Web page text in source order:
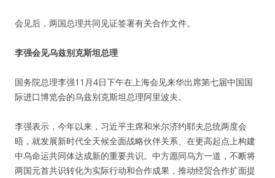
会见后，两国总理共同见证签署有关合作文件。
李强会见乌兹别克斯坦总理
国务院总理李强11月4日下午在上海会见来华出席第七届中国国
际进口博览会的乌兹别克斯坦总理阿里波夫。
李强表示，今年以来，习近平主席和米尔济约耶夫总统两度会
晤，就发展新时代全天候全面战略伙伴关系、在更高起点上构建
中乌命运共同体达成新的重要共识。中方愿同乌方一道，不断将
两国元首共识转化为实际行动和合作成果，推动经贸合作扩面提